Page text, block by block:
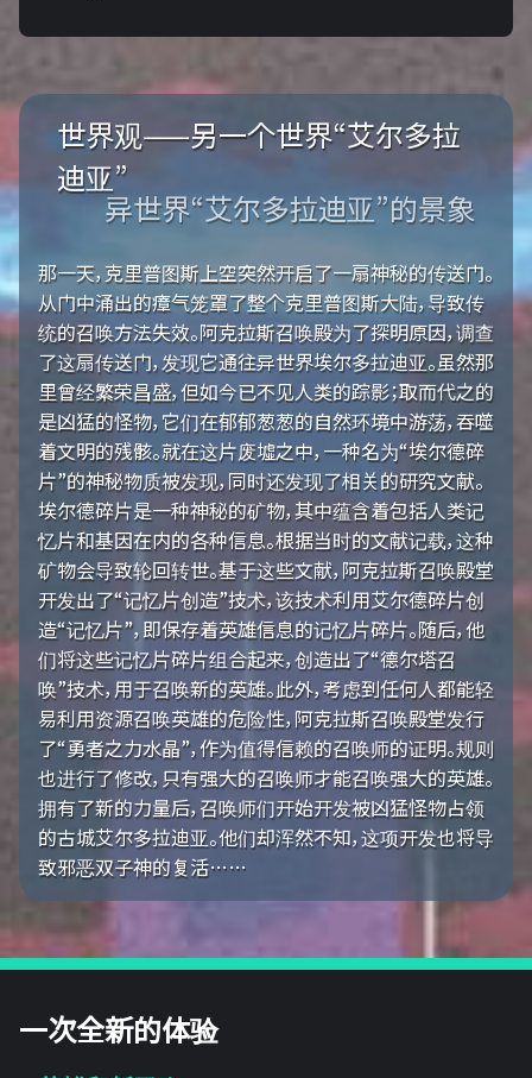
世界观——另一个世界“艾尔多拉
迪亚”
异世界“艾尔多拉迪亚”的景象
那一天，克里普图斯上空突然开启了一扇神秘的传送门。
从门中涌出的瘴气笼罩了整个克里普图斯大陆，导致传
统的召唤方法失效。阿克拉斯召唤殿为了探明原因，调查
了这扇传送门，发现它通往异世界埃尔多拉迪亚。虽然那
里曾经繁荣昌盛，但如今已不见人类的踪影；取而代之的
是凶猛的怪物，它们在郁郁葱葱的自然环境中游荡，吞噬
着文明的残骸。就在这片废墟之中，一种名为“埃尔德碎
片”的神秘物质被发现，同时还发现了相关的研究文献。
埃尔德碎片是一种神秘的矿物，其中蕴含着包括人类记
忆片和基因在内的各种信息。根据当时的文献记载，这种
矿物会导致轮回转世。基于这些文献，阿克拉斯召唤殿堂
开发出了“记忆片创造”技术，该技术利用艾尔德碎片创
造“记忆片”，即保存着英雄信息的记忆片碎片。随后，他
们将这些记忆片碎片组合起来，创造出了“德尔塔召
唤”技术，用于召唤新的英雄。此外，考虑到任何人都能轻
易利用资源召唤英雄的危险性，阿克拉斯召唤殿堂发行
了“勇者之力水晶”，作为值得信赖的召唤师的证明。规则
也进行了修改，只有强大的召唤师才能召唤强大的英雄。
拥有了新的力量后，召唤师们开始开发被凶猛怪物占领
的古城艾尔多拉迪亚。他们却浑然不知，这项开发也将导
致邪恶双子神的复活……
一次全新的体验